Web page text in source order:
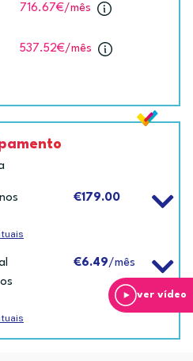
ver vídeo
716.67€/mês
537.52€/mês
€179.00
€6.49/mês